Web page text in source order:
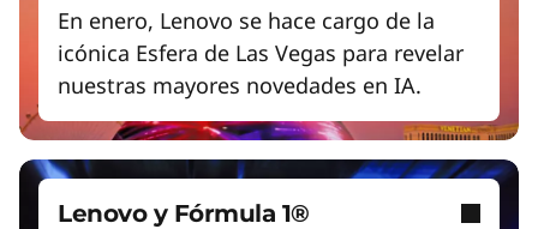
Crea sin límites con IA
Empezar de nuevo
En enero, Lenovo se hace cargo de la
icónica Esfera de Las Vegas para revelar
nuestras mayores novedades en IA.
Lenovo y Fórmula 1®